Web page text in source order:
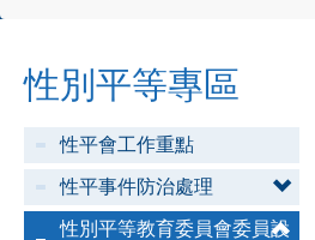
性別平等專區
性平會工作重點
性平事件防治處理
性別平等教育委員會委員設